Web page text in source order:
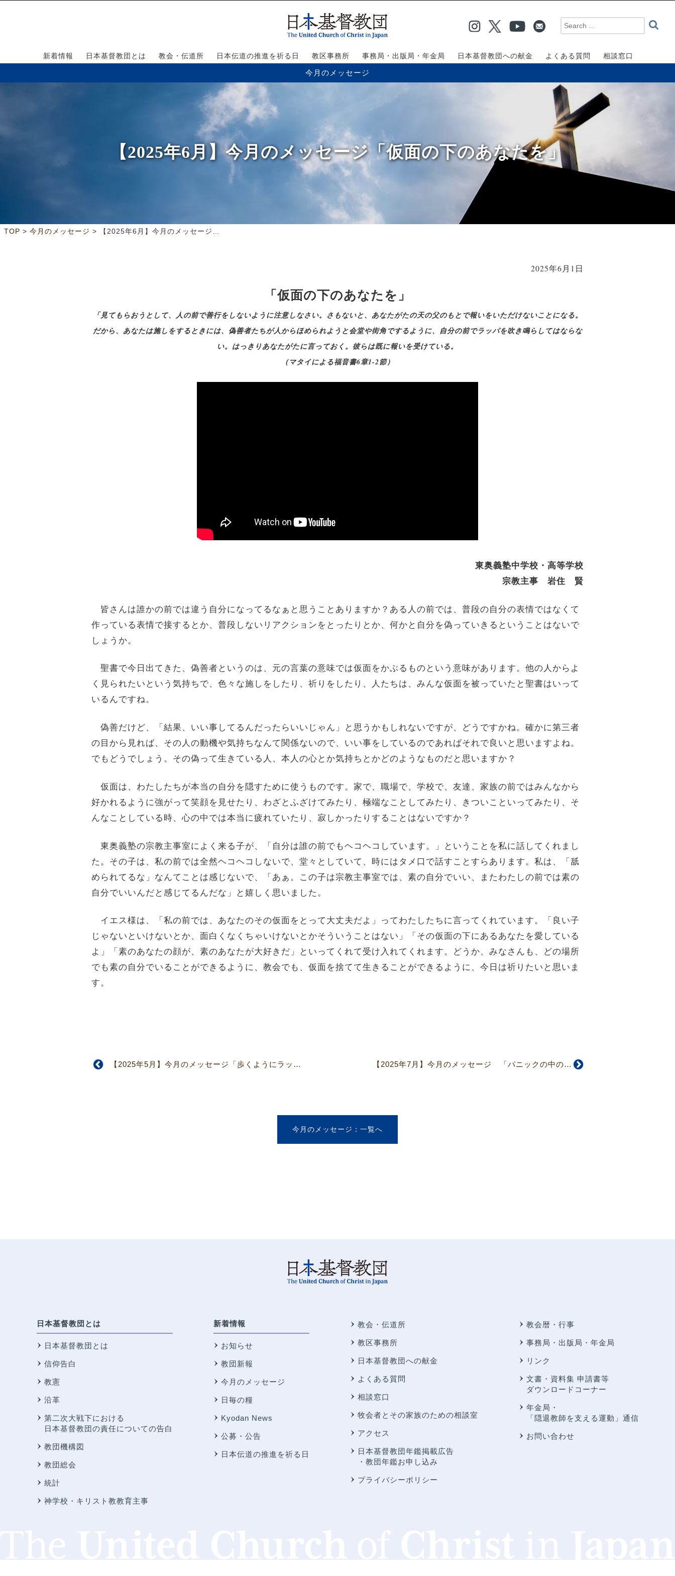
新着情報 日本基督教団とは 教会・伝道所 日本伝道の推進を祈る日 教区事務所 事務局・出版局・年金局 日本基督教団への献金 よくある質問 相談窓口
今月のメッセージ
【2025年6月】今月のメッセージ「仮面の下のあなたを」
TOP > 今月のメッセージ > 【2025年6月】今月のメッセージ「仮面の下のあなたを」
2025年6月1日
「仮面の下のあなたを」
「見てもらおうとして、人の前で善行をしないように注意しなさい。さもないと、あなたがたの天の父のもとで報いをいただけないことになる。
だから、あなたは施しをするときには、偽善者たちが人からほめられようと会堂や街角でするように、自分の前でラッパを吹き鳴らしてはならな
い。はっきりあなたがたに言っておく。彼らは既に報いを受けている。
（マタイによる福音書6章1-2節）
東奥義塾中学校・高等学校
宗教主事 岩住 賢
皆さんは誰かの前では違う自分になってるなぁと思うことありますか？ある人の前では、普段の自分の表情ではなくて
作っている表情で接するとか、普段しないリアクションをとったりとか、何かと自分を偽っていきるということはないで
しょうか。
聖書で今日出てきた、偽善者というのは、元の言葉の意味では仮面をかぶるものという意味があります。他の人からよ
く見られたいという気持ちで、色々な施しをしたり、祈りをしたり、人たちは、みんな仮面を被っていたと聖書はいって
いるんですね。
偽善だけど、「結果、いい事してるんだったらいいじゃん」と思うかもしれないですが、どうですかね。確かに第三者
の目から見れば、その人の動機や気持ちなんて関係ないので、いい事をしているのであればそれで良いと思いますよね。
でもどうでしょう。その偽って生きている人、本人の心とか気持ちとかどのようなものだと思いますか？
仮面は、わたしたちが本当の自分を隠すために使うものです。家で、職場で、学校で、友達、家族の前ではみんなから
好かれるように強がって笑顔を見せたり、わざとふざけてみたり、極端なことしてみたり、きついこといってみたり、そ
んなことしている時、心の中では本当に疲れていたり、寂しかったりすることはないですか？
東奥義塾の宗教主事室によく来る子が、「自分は誰の前でもヘコヘコしています。」ということを私に話してくれまし
た。その子は、私の前では全然ヘコヘコしないで、堂々としていて、時にはタメ口で話すことすらあります。私は、「舐
められてるな」なんてことは感じないで、「あぁ。この子は宗教主事室では、素の自分でいい、またわたしの前では素の
自分でいいんだと感じてるんだな」と嬉しく思いました。
イエス様は、「私の前では、あなたのその仮面をとって大丈夫だよ」ってわたしたちに言ってくれています。「良い子
じゃないといけないとか、面白くなくちゃいけないとかそういうことはない」「その仮面の下にあるあなたを愛している
よ」「素のあなたの顔が、素のあなたが大好きだ」といってくれて受け入れてくれます。どうか、みなさんも、どの場所
でも素の自分でいることができるように、教会でも、仮面を捨てて生きることができるように、今日は祈りたいと思いま
す。
【2025年5月】今月のメッセージ「歩くようにラップ 生きるネバギバ」 【2025年7月】今月のメッセージ 「パニックの中の頼りは？」
今月のメッセージ
日本基督教団とは
日本基督教団とは
信仰告白
教憲
沿革
第二次大戦下における
日本基督教団の責任についての告白
教団機構図
教団総会
統計
神学校・キリスト教教育主事
新着情報
お知らせ
教団新報
今月のメッセージ
日毎の糧
Kyodan News
公募・公告
日本伝道の推進を祈る日
教会・伝道所
教区事務所
日本基督教団への献金
よくある質問
相談窓口
牧会者とその家族のための相談室
アクセス
日本基督教団年鑑掲載広告
・教団年鑑お申し込み
プライバシーポリシー
教会暦・行事
事務局・出版局・年金局
リンク
文書・資料集 申請書等
ダウンロードコーナー
年金局・
「隠退教師を支える運動」通信
お問い合わせ